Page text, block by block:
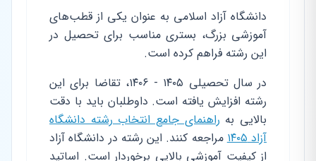
دانشگاه آزاد اسلامی به عنوان یکی از قطب‌های
آموزشی بزرگ، بستری مناسب برای تحصیل در
این رشته فراهم کرده است.
در سال تحصیلی ۱۴۰۵ - ۱۴۰۶، تقاضا برای این
رشته افزایش یافته است. داوطلبان باید با دقت
بالایی به راهنمای جامع انتخاب رشته دانشگاه
آزاد ۱۴۰۵
مراجعه کنند. این رشته در دانشگاه آزاد
از کیفیت آموزشی بالایی برخوردار است. اساتید